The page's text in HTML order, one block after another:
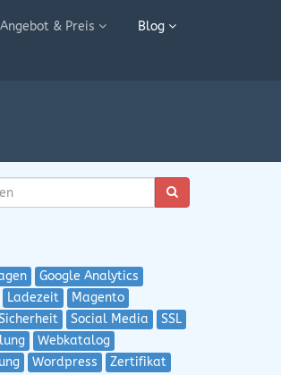
Angebot & Preis Blog
Google Analytics
Ladezeit
Magento
Social Media
SSL
Webkatalog
Wordpress Zertifikat